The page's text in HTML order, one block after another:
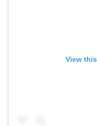
View